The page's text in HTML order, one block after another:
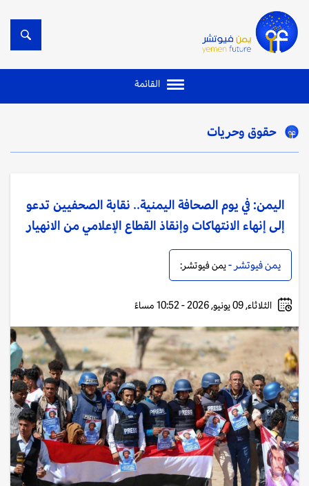
القائمة
حقوق وحريات
اليمن: في يوم الصحافة اليمنية.. نقابة الصحفيين تدعو
إلى إنهاء الانتهاكات وإنقاذ القطاع الإعلامي من الانهيار
يمن فيوتشر -يمن فيوتشر:
الثلاثاء, 09 يونيو, 2026 - 10:52 مساءً